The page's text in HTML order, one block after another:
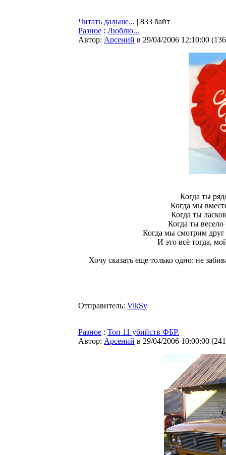
Читать дальше... | 833 байт
Разное : Люблю...
Автор: Арсений в 29/04/2006 12:10:00 (
Когда ты
Когда мы
Когда ты
Когда ты
Когда мы смотрим друг
И это всё тогда,
Хочу сказать еще только одно: не
Отправитель: VikSy
Разное : Топ 11 убийств ФБР.
Автор: Арсений в 29/04/2006 10:00:00 (